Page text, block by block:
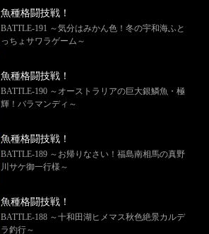
魚種格闘技戦！
BATTLE-191 ～気分はみかん色！冬の宇和海ふと
っちょサワラゲーム～
魚種格闘技戦！
BATTLE-190 ～オーストラリアの巨大銀鱗魚・極
輝！バラマンディ～
魚種格闘技戦！
BATTLE-189 ～お帰りなさい！福島南相馬の真野
川サケ御一行様～
魚種格闘技戦！
BATTLE-188 ～十和田湖ヒメマス秋色絶景カルデ
ラ釣行～